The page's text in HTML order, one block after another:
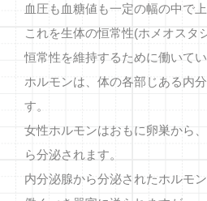
血圧も血糖値も一定の幅の中で上
これを生体の恒常性(ホメオスタ
恒常性を維持するために働いて
ホルモンは、体の各部じある内
す。
女性ホルモンはおもに卵巣から
ら分泌されます。
内分泌腺から分泌されたホルモ